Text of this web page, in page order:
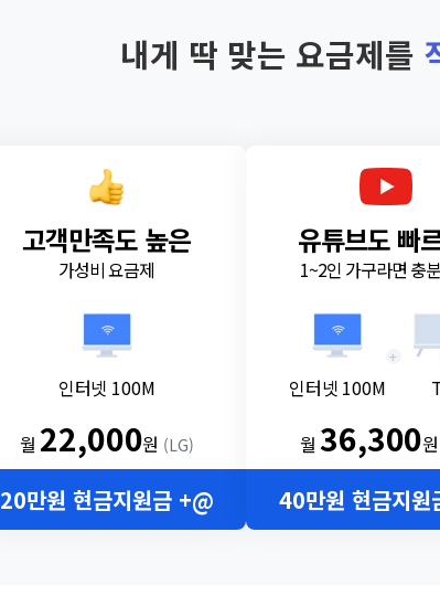
내게 딱 맞는 요금제를
고객만족도 높은
가성비 요금제
인터넷 100M
월 22,000원 (LG)
20만원 현금지원금 +@
유튜브도 빠
1~2인 가구라면 충
인터넷 100M
+
월36,300원
40만원 현금지원